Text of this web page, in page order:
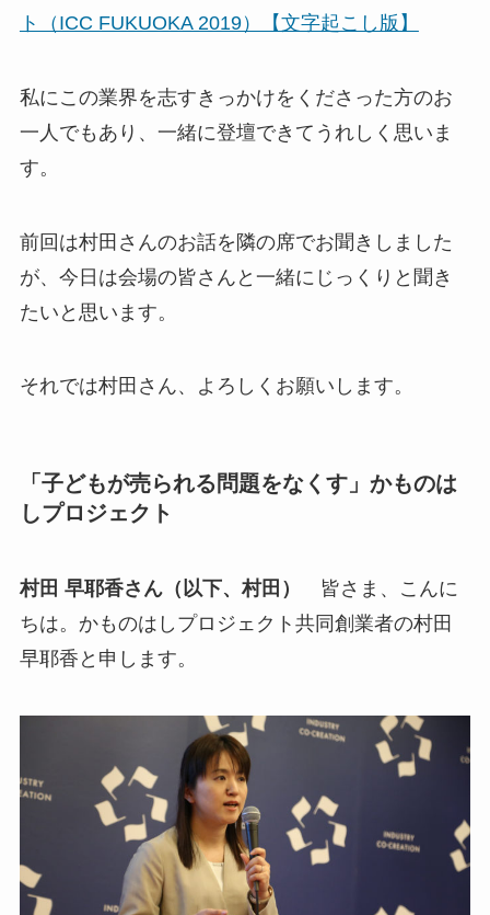
ト（ICC FUKUOKA 2019）【文字起こし版】
私にこの業界を志すきっかけをくださった方のお
一人でもあり、一緒に登壇できてうれしく思いま
す。
前回は村田さんのお話を隣の席でお聞きしました
が、今日は会場の皆さんと一緒にじっくりと聞き
たいと思います。
それでは村田さん、よろしくお願いします。
「子どもが売られる問題をなくす」かものは
しプロジェクト
村田 早耶香さん（以下、村田）
皆さま、こんに
ちは。かものはしプロジェクト共同創業者の村田
早耶香と申します。